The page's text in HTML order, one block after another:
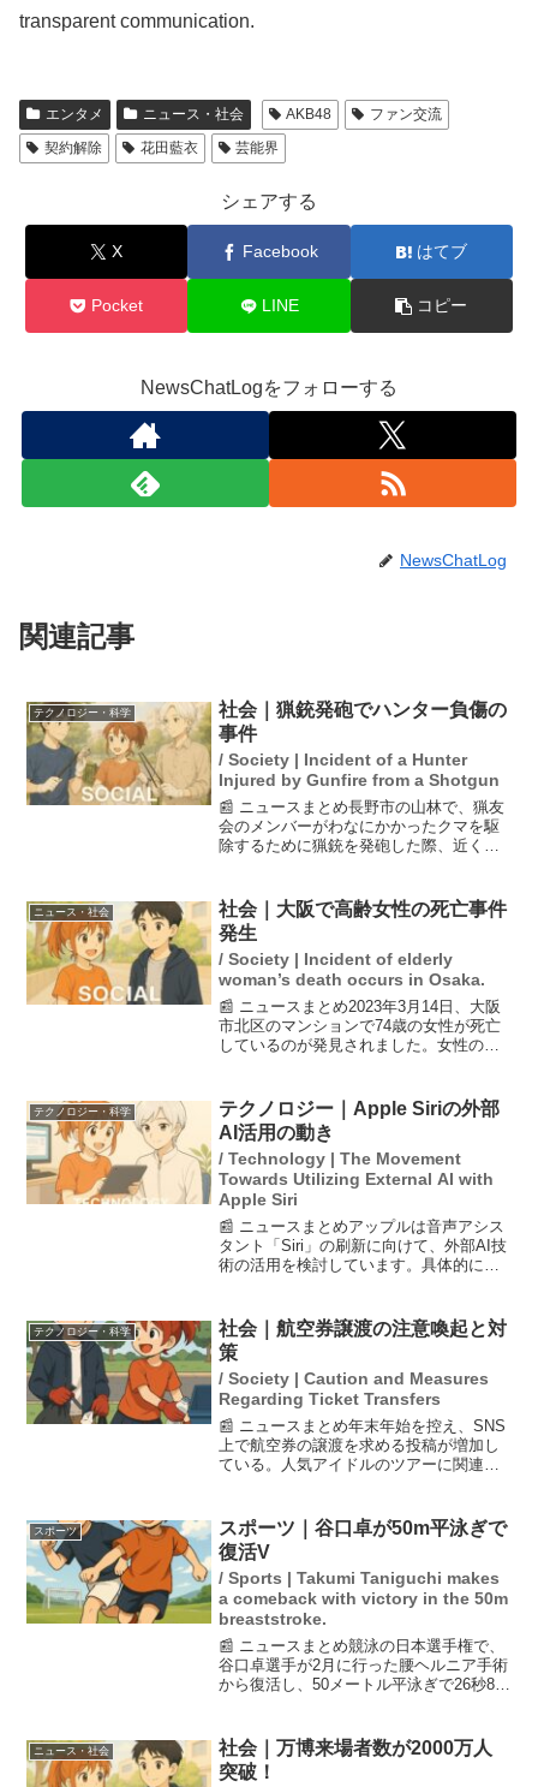
transparent communication.
エンタメ ニュース・社会 AKB48
ファン交流
契約解除
花田藍衣 芸能界
シェアする
X Facebook はてブ
Pocket LINE コピー
NewsChatLogをフォローする
NewsChatLog
関連記事
テクノロジー・科学
社会｜猟銃発砲でハンター負傷の
事件
/ Society | Incident of a Hunter
Injured by Gunfire from a Shotgun
📰 ニュースまとめ長野市の山林で、猟友
会のメンバーがわなにかかったクマを駆
除するために猟銃を発砲した際、近くに
ハンターは病院に搬送された。この事件
は、クマの出没に対す...
ニュース・社会
社会｜大阪で高齢女性の死亡事件
発生
/ Society | Incident of elderly
woman’s death occurs in Osaka.
📰 ニュースまとめ2023年3月14日、大阪
市北区のマンションで74歳の女性が死亡
しているのが発見されました。女性の体
ます。この事件は地域住民に衝撃を与
え、警察は詳細な...
テクノロジー・科学
テクノロジー｜Apple Siriの外部
AI活用の動き
/ Technology | The Movement
Towards Utilizing External AI with
Apple Siri
📰 ニュースまとめアップルは音声アシス
タント「Siri」の刷新に向けて、外部AI技
術の活用を検討しています。具体的に
発に依存してきたこれまでの戦略を見直
そうとしていま...
テクノロジー・科学
社会｜航空券譲渡の注意喚起と対
策
/ Society | Caution and Measures
Regarding Ticket Transfers
📰 ニュースまとめ年末年始を控え、SNS
上で航空券の譲渡を求める投稿が増加し
ている。人気アイドルのツアーに関連し
一人物以外では搭乗できないと警告して
いる。特に、日本航空...
スポーツ
スポーツ｜谷口卓が50m平泳ぎで
復活V
/ Sports | Takumi Taniguchi makes
a comeback with victory in the 50m
breaststroke.
📰 ニュースまとめ競泳の日本選手権で、
谷口卓選手が2月に行った腰ヘルニア手術
から復活し、50メートル平泳ぎで26秒84
標準記録を突破し、24年パリ五輪の代表
入りが確実と...
ニュース・社会
社会｜万博来場者数が2000万人
突破！